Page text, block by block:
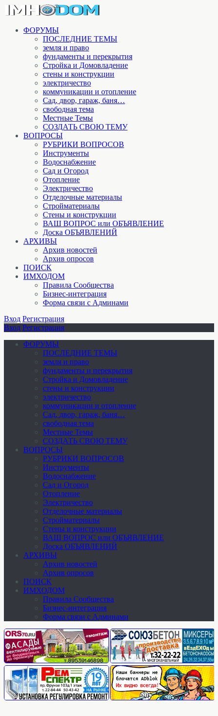
ФОРУМЫ
ПОСЛЕДНИЕ ТЕМЫ
земля и право
фундаменты и перекрытия
Стройка и Домовладение
стены и конструкции
электричество
коммуникации и отопление
Cад, двор, гараж, баня…
свободная тема
Местные Темы
СОЗДАТЬ СВОЮ ТЕМУ
ВОПРОСЫ
РУБРИКИ ВОПРОСОВ
Инструменты
Водоснабжение
Сад и Огород
Отопление
Электричество
Отделочные материалы
Стройматериалы
Стены и конструкции
ВАШ ВОПРОС или ОБЪЯВЛЕНИЕ
Доска ОБЪЯВЛЕНИЙ
АРХИВЫ
Архив новостей
Архив опросов
ПОИСК
ИМХОДОМ
Правила Сообщества
Бизнес-интеграция
Форма связи с Админами
Вход Регистрация
Вход Регистрация
ФОРУМЫ
ПОСЛЕДНИЕ ТЕМЫ
земля и право
фундаменты и перекрытия
Стройка и Домовладение
стены и конструкции
электричество
коммуникации и отопление
Cад, двор, гараж, баня…
свободная тема
Местные Темы
СОЗДАТЬ СВОЮ ТЕМУ
ВОПРОСЫ
РУБРИКИ ВОПРОСОВ
Инструменты
Водоснабжение
Сад и Огород
Отопление
Электричество
Отделочные материалы
Стройматериалы
Стены и конструкции
ВАШ ВОПРОС или ОБЪЯВЛЕНИЕ
Доска ОБЪЯВЛЕНИЙ
АРХИВЫ
Архив новостей
Архив опросов
ПОИСК
ИМХОДОМ
Правила Сообщества
Бизнес-интеграция
Форма связи с Админами